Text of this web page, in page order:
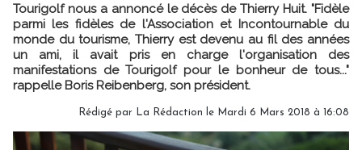
Tourigolf nous a annoncé le décès de Thierry Huit. "Fidèle
parmi les fidèles de l'Association et Incontournable du
monde du tourisme, Thierry est devenu au fil des années
un ami, il avait pris en charge l'organisation des
manifestations de Tourigolf pour le bonheur de tous..."
rappelle Boris Reibenberg, son président.
Rédigé par La Rédaction le Mardi 6 Mars 2018 à 16:08